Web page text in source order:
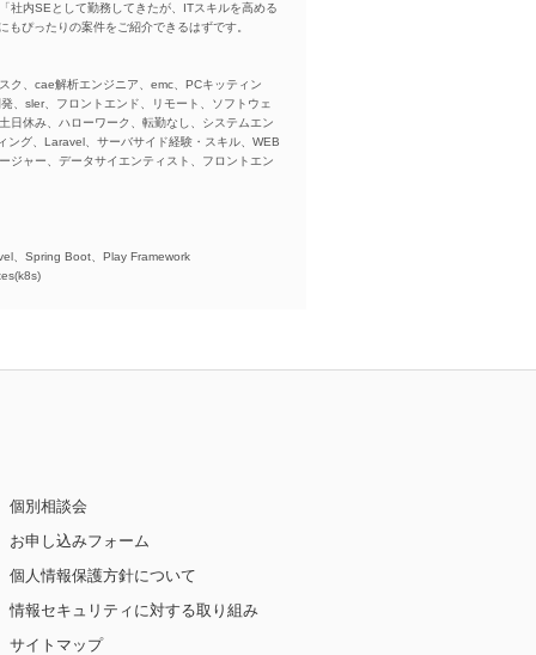
社内SEとして勤務してきたが、ITスキルを高める
ぴったりの案件をご紹介できるはずです。
ク、cae解析エンジニア、emc、PCキッティン
、sler、フロントエンド、リモート、ソフトウェ
日休み、ハローワーク、転勤なし、システムエン
グ、Laravel、サーバサイド経験・スキル、WEB
ジャー、データサイエンティスト、フロントエン
、Spring Boot、Play Framework
個別相談会
お申し込みフォーム
個人情報保護方針について
情報セキュリティに対する取り組み
サイトマップ